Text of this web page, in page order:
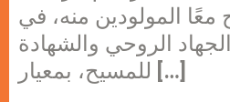
المولودين منه، في
الروحي والشهادة
للمسيح، بمعيار […]